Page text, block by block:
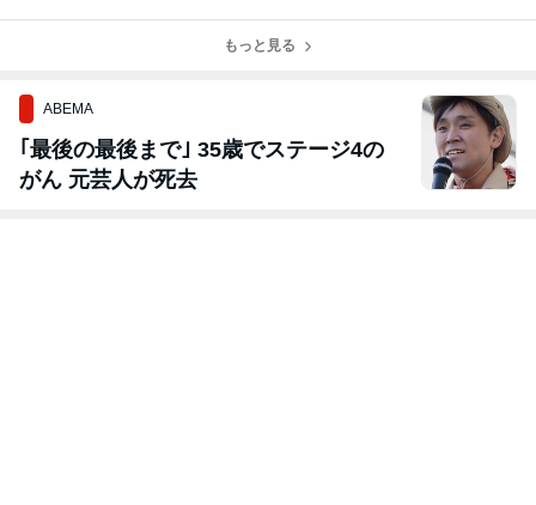
と-Uchinah-ラ
もっと見る
ABEMA
｢最後の最後まで｣ 35歳でステージ4の
がん 元芸人が死去